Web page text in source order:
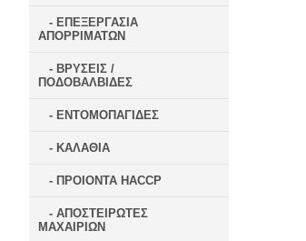
- ΕΠΕΞΕΡΓΑΣΙΑ
ΑΠΟΡΡΙΜΑΤΩΝ
- ΒΡΥΣΕΙΣ /
ΠΟΔΟΒΑΛΒΙΔΕΣ
- ΕΝΤΟΜΟΠΑΓΙΔΕΣ
- ΚΑΛΑΘΙΑ
- ΠΡΟΙΟΝΤΑ HACCP
- ΑΠΟΣΤΕΙΡΩΤΕΣ
ΜΑΧΑΙΡΙΩΝ